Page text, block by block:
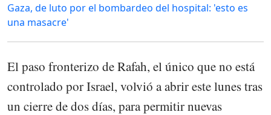
Gaza, de luto por el bombardeo del hospital: 'esto es
una masacre'
El paso fronterizo de Rafah, el único que no está
controlado por Israel, volvió a abrir este lunes tras
un cierre de dos días, para permitir nuevas